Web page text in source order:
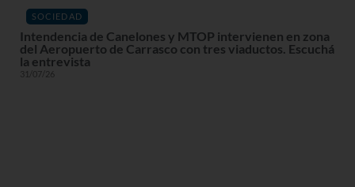
SOCIEDAD
Intendencia de Canelones y MTOP intervienen en zona
del Aeropuerto de Carrasco con tres viaductos. Escuchá
la entrevista
31/07/26